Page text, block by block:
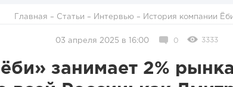
Главная – Статьи – Интервью – История компании
03 апреля 2025 в 16:00 0 3333
занимает 2%